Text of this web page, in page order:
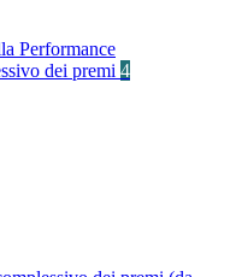
Performance
dei premi 4